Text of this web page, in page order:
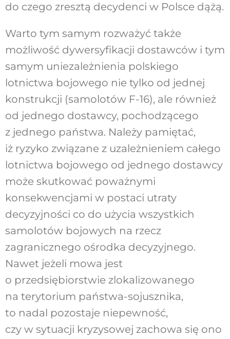
do czego zresztą decydenci w Polsce dążą.
Warto tym samym rozważyć także
możliwość dywersyfikacji dostawców i tym
samym uniezależnienia polskiego
lotnictwa bojowego nie tylko od jednej
konstrukcji (samolotów F-16), ale również
od jednego dostawcy, pochodzącego
z jednego państwa. Należy pamiętać,
iż ryzyko związane z uzależnieniem całego
lotnictwa bojowego od jednego dostawcy
może skutkować poważnymi
konsekwencjami w postaci utraty
decyzyjności co do użycia wszystkich
samolotów bojowych na rzecz
zagranicznego ośrodka decyzyjnego.
Nawet jeżeli mowa jest
o przedsiębiorstwie zlokalizowanego
na terytorium państwa-sojusznika,
to nadal pozostaje niepewność,
czy w sytuacji kryzysowej zachowa się ono